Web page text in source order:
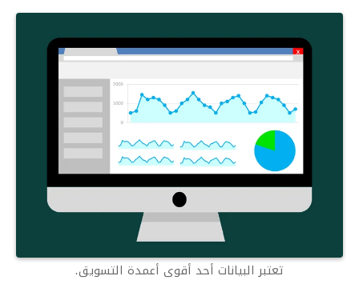
تعتبر البيانات أحد أقوى أعمدة التسويق.